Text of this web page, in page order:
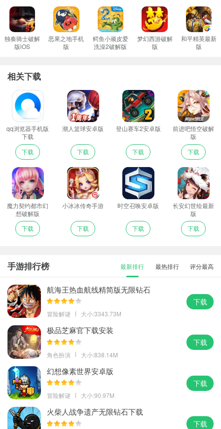
独奏骑士破解
版iOS
恶果之地手机
版
鳄鱼小顽皮爱
洗澡2破解版
梦幻西游破解
版
和平精英最新
版
相关下载
qq浏览器手机版
下载
下载
潮人篮球安卓版
下载
登山赛车2安卓版
下载
前进吧悟空破解
版
下载
魔力契约都市幻
想破解版
下载
小冰冰传奇手游
下载
时空召唤安卓版
下载
长安幻世绘最新
版
下载
手游排行榜 最新排行 最热排行 评分最高
航海王热血航线精简版无限钻石
冒险解谜 大小:3343.73M
下载
极品芝麻官下载安装
角色扮演 大小:838.14M
下载
幻想像素世界安卓版
冒险解谜 大小:90.97M
下载
火柴人战争遗产无限钻石下载
下载